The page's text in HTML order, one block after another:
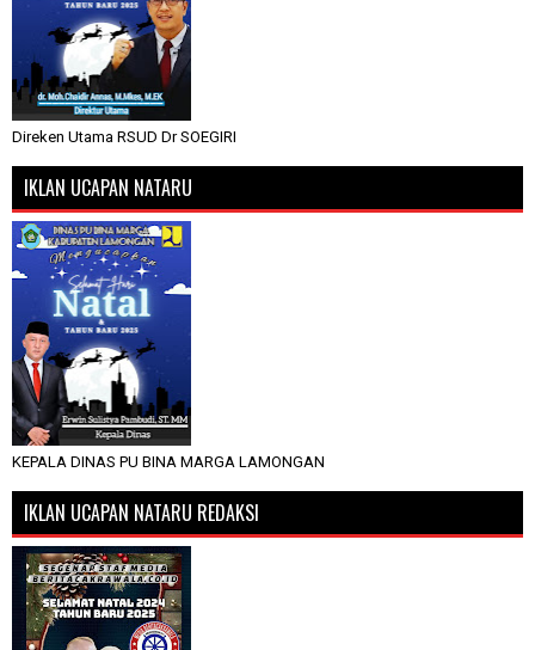
Direken Utama RSUD Dr SOEGIRI
IKLAN UCAPAN NATARU
KEPALA DINAS PU BINA MARGA LAMONGAN
IKLAN UCAPAN NATARU REDAKSI